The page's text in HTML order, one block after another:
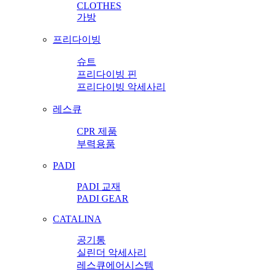
CLOTHES
가방
프리다이빙
슈트
프리다이빙 핀
프리다이빙 악세사리
레스큐
CPR 제품
부력용품
PADI
PADI 교재
PADI GEAR
CATALINA
공기통
실린더 악세사리
레스큐에어시스템